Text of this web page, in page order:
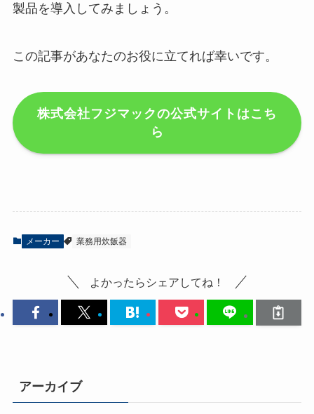
製品を導入してみましょう。
この記事があなたのお役に立てれば幸いです。
株式会社フジマックの公式サイトはこち
ら
メーカー 業務用炊飯器
よかったらシェアしてね！
アーカイブ